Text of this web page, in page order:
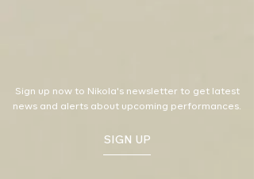
Sign up now to Nikola's newsletter to get latest
news and alerts about upcoming performances.
SIGN UP